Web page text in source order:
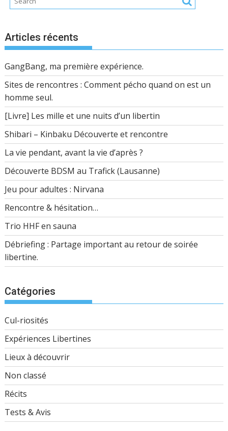
Articles récents
GangBang, ma première expérience.
Sites de rencontres : Comment pécho quand on est un
homme seul.
[Livre] Les mille et une nuits d’un libertin
Shibari – Kinbaku Découverte et rencontre
La vie pendant, avant la vie d’après ?
Découverte BDSM au Trafick (Lausanne)
Jeu pour adultes : Nirvana
Rencontre & hésitation…
Trio HHF en sauna
Débriefing : Partage important au retour de soirée
libertine.
Catégories
Cul-riosités
Expériences Libertines
Lieux à découvrir
Non classé
Récits
Tests & Avis